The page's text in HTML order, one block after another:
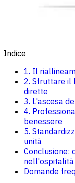
Indice
1. Il
2. Sfruttare il
dirette
3. L'ascesa
4.
benessere
5.
unità
Conclusione:
nell'ospitalità
Domande